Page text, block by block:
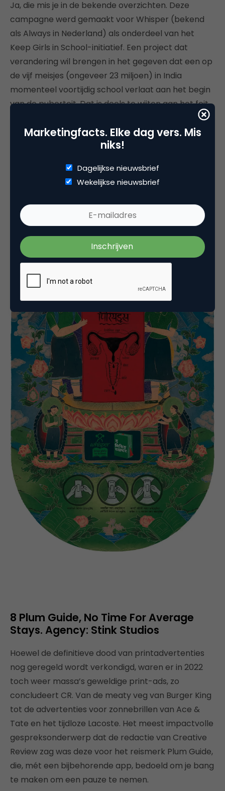
Ja, die mis je in de bekende overzichten. Deze
campagne werd gemaakt voor Whisper (bekend
als Always in Nederland) als onderdeel van het
Keep Girls in School-initiatief. Een project dat
verandering wil brengen in het gegeven dat een op
de vijf meisjes (ongeveer 23 miljoen) in India
momenteel voortijdig school verlaat aan het begin
van de puberteit. Dat is deels te wijten aan het feit
dat ‘menstruatie’ niet wordt behandeld op school –
het ontbrekende hoofdstuk van de titel verwijst ook
naar de afwezigheid ervan in schoolboeken
folders uit in scholen en dorpen om informatie te
8 Plum Guide, No Time For Average
Stays. Agency: Stink Studios
Hoewel de definitieve dood van printadvertenties
nog geregeld wordt verkondigd, waren er in 2022
toch weer massa’s geweldige print-ads, zo
concludeert CR. Van de meaty veg van Burger King
tot de advertenties voor zonnebrillen van Ace &
Tate en het tijdloze Lacoste. Het meest impactvolle
gespreksonderwerp dat de redactie van Creative
Review zag was deze voor het reismerk Plum Guide,
die, mét een bijbehorende app, bedoeld om je bang
te maken om een ​​pauze te nemen.
Marketingfacts. Elke dag vers. Mis
niks!
Dagelijkse nieuwsbrief
Wekelijkse nieuwsbrief